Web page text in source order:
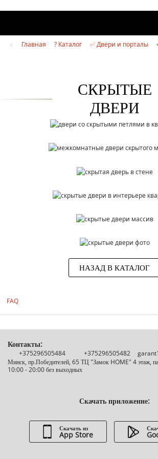
Главная ? Каталог ✅ Двери и порталы
СКРЫТЫЕ
ДВЕРИ
НАЗАД В КАТАЛОГ
FAQ
Контакты:
+375296505484 +375296505482
Минск, пр.Победителей, 65 ТЦ "Замок HOME" 4 этаж,
10:00 - 20:00 без выходных
Скачать приложение:
Скачать из
App Store